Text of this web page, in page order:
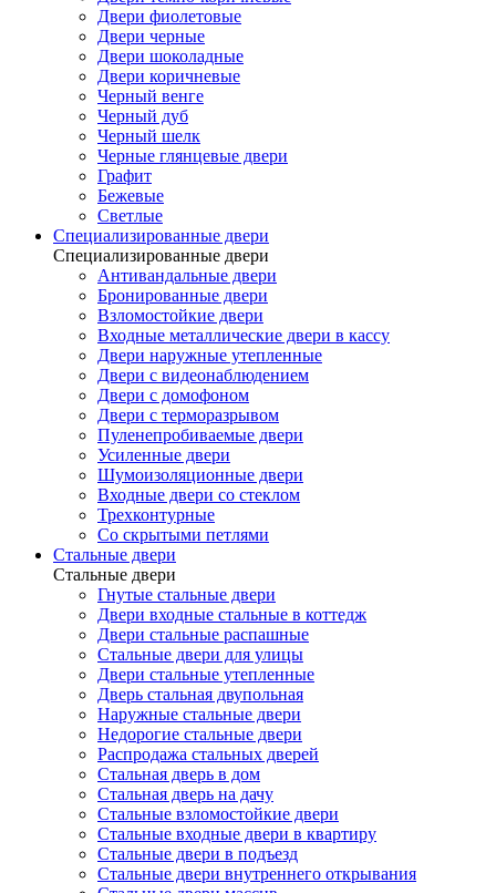
Двери фиолетовые
Двери черные
Двери шоколадные
Двери коричневые
Черный венге
Черный дуб
Черный шелк
Черные глянцевые двери
Графит
Бежевые
Светлые
Специализированные двери
Специализированные двери
Антивандальные двери
Бронированные двери
Взломостойкие двери
Входные металлические двери в кассу
Двери наружные утепленные
Двери с видеонаблюдением
Двери с домофоном
Двери с терморазрывом
Пуленепробиваемые двери
Усиленные двери
Шумоизоляционные двери
Входные двери со стеклом
Трехконтурные
Со скрытыми петлями
Стальные двери
Стальные двери
Гнутые стальные двери
Двери входные стальные в коттедж
Двери стальные распашные
Стальные двери для улицы
Двери стальные утепленные
Дверь стальная двупольная
Наружные стальные двери
Недорогие стальные двери
Распродажа стальных дверей
Стальная дверь в дом
Стальная дверь на дачу
Стальные взломостойкие двери
Стальные входные двери в квартиру
Стальные двери в подъезд
Стальные двери внутреннего открывания